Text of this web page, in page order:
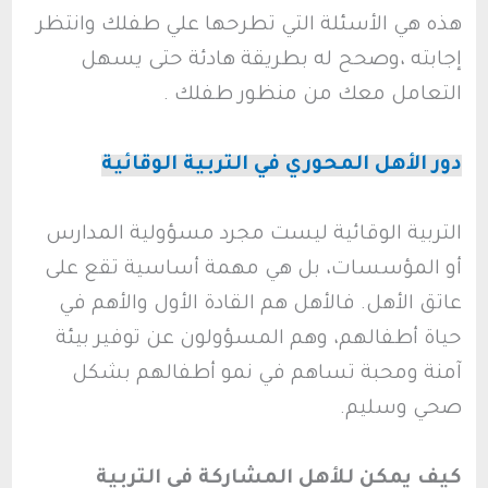
هذه هي الأسئلة التي تطرحها علي طفلك وانتظر
إجابته ،وصحح له بطريقة هادئة حتى يسهل
التعامل معك من منظور طفلك .
دور الأهل المحوري في التربية الوقائية
التربية الوقائية ليست مجرد مسؤولية المدارس
أو المؤسسات، بل هي مهمة أساسية تقع على
عاتق الأهل. فالأهل هم القادة الأول والأهم في
حياة أطفالهم، وهم المسؤولون عن توفير بيئة
آمنة ومحبة تساهم في نمو أطفالهم بشكل
صحي وسليم.
كيف يمكن للأهل المشاركة في التربية